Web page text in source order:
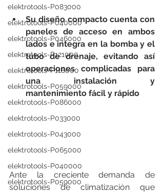
elektrotools-P083000
elektrotools-P040000
elektrotools-P046000
elektrotools-P121000
elektrotools-P118000
elektrotools-P059000
elektrotools-P086000
elektrotools-P033000
elektrotools-P043000
elektrotools-P065000
elektrotools-P040000
elektrotools-P059000
Su diseño compacto cuenta con
paneles de acceso en ambos
lados e integra en la bomba y el
tubo de drenaje, evitando así
operaciones complicadas para
una instalación y
mantenimiento fácil y rápido
Ante la creciente demanda de
soluciones de climatización que